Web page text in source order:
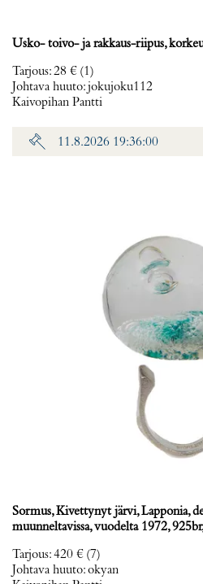
Usko- toivo- ja rakkaus-riipus,
Tarjous:28 € (1)
Johtava huuto:jokujoku112
Kaivopihan Pantti
11.8.2026 19:36:00
Sormus, Kivettynyt järvi, Lapponia,
muunneltavissa, vuodelta 1972,
Tarjous:420 € (7)
Johtava huuto:okyan